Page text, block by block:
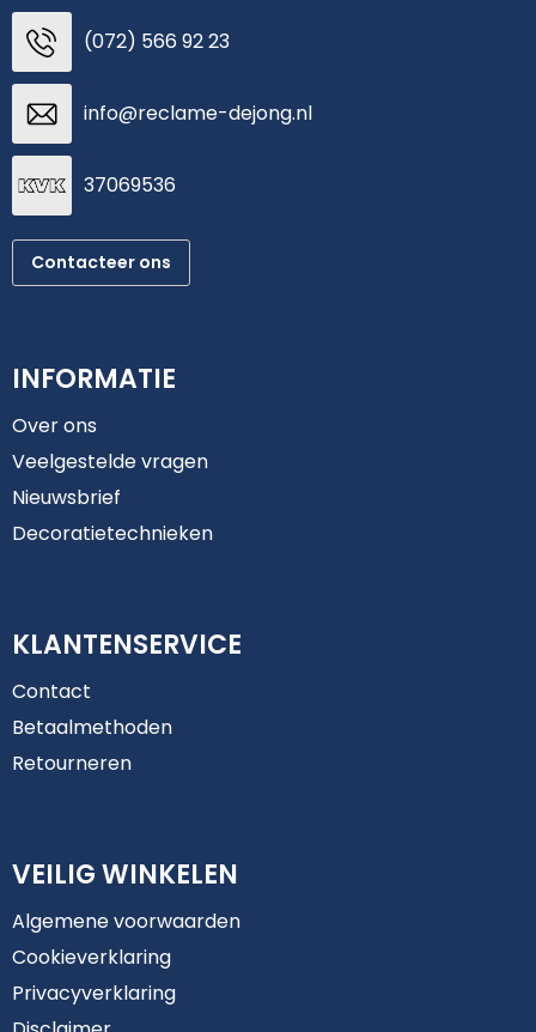
(072) 566 92 23
info@reclame-dejong.nl
37069536
Contacteer ons
INFORMATIE
Over ons
Veelgestelde vragen
Nieuwsbrief
Decoratietechnieken
KLANTENSERVICE
Contact
Betaalmethoden
Retourneren
VEILIG WINKELEN
Algemene voorwaarden
Cookieverklaring
Privacyverklaring